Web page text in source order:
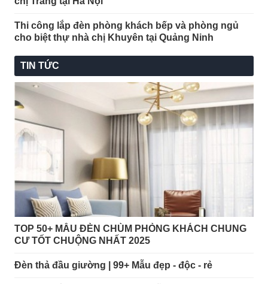
Thi công lắp đèn phòng khách bếp và phòng ngủ
cho biệt thự nhà chị Khuyên tại Quảng Ninh
TIN TỨC
TOP 50+ MẪU ĐÈN CHÙM PHÒNG KHÁCH CHUNG
CƯ TỐT CHUỘNG NHẤT 2025
Đèn thả đầu giường | 99+ Mẫu đẹp - độc - rẻ